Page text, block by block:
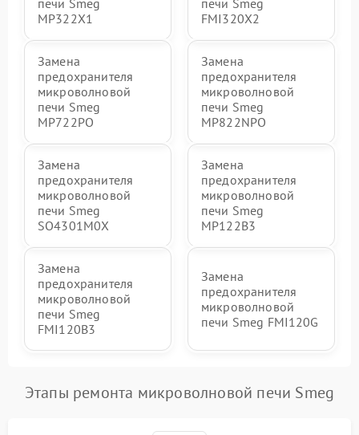
печи Smeg
MP322X1
печи Smeg
FMI320X2
Замена
предохранителя
микроволновой
печи Smeg
MP722PO
Замена
предохранителя
микроволновой
печи Smeg
MP822NPO
Замена
предохранителя
микроволновой
печи Smeg
SO4301M0X
Замена
предохранителя
микроволновой
печи Smeg
MP122B3
Замена
предохранителя
микроволновой
печи Smeg
FMI120B3
Замена
предохранителя
микроволновой
печи Smeg FMI120G
Этапы ремонта микроволновой печи Smeg